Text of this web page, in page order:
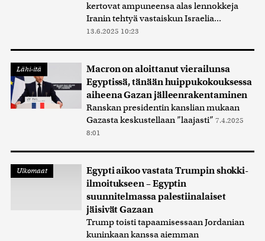
kertovat ampuneensa alas lennokkeja
Iranin tehtyä vastaiskun Israelia...
13.6.2025 10:23
Lähi-itä
Macron on aloittanut vierailunsa
Egyptissä, tänään huippukokouksessa
aiheena Gazan jälleenrakentaminen
Ranskan presidentin kanslian mukaan
Gazasta keskustellaan ”laajasti” 7.4.2025
8:01
Ulkomaat
Egypti aikoo vastata Trumpin shokki-
ilmoitukseen – Egyptin
suunnitelmassa palestiinalaiset
jäisivät Gazaan
Trump toisti tapaamisessaan Jordanian
kuninkaan kanssa aiemman